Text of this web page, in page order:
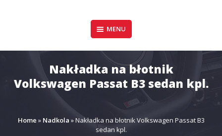
P.P.H.U. DAWID
GAŁUSZKA
Design & Style
MENU
Nakładka na błotnik
Volkswagen Passat B3 sedan kpl.
Home » Nadkola »Nakładka na błotnik Volkswagen Passat B3
sedan kpl.